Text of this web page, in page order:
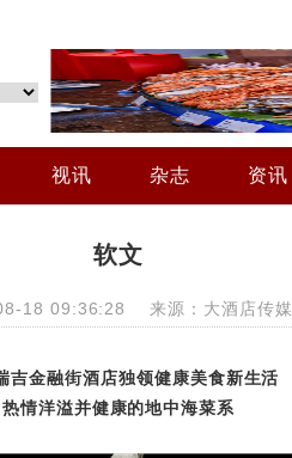
视讯 杂志 资讯
软文
18 09:36:28 来源：大酒店传媒
吉金融街酒店独领健康美食新生活
热情洋溢并健康的地中海菜系